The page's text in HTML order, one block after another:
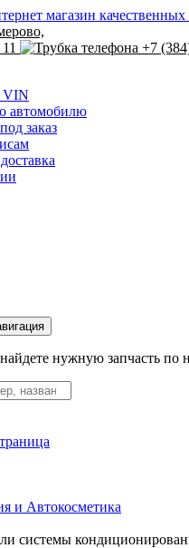
магазин
+7
VIN
автомобилю
заказ
нужную запчасть по
и Автокосметика
системы